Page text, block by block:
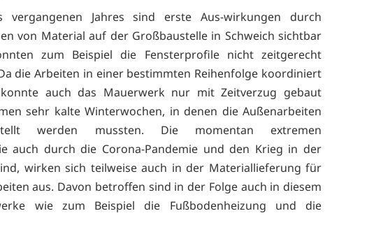
vergangenen Jahres sind erste Aus-wirkungen durch
von Material auf der Großbaustelle in Schweich sichtbar
zum Beispiel die Fensterprofile nicht zeitgerecht
die Arbeiten in einer bestimmten Reihenfolge koordiniert
auch das Mauerwerk nur mit Zeitverzug gebaut
sehr kalte Winterwochen, in denen die Außenarbeiten
werden mussten. Die momentan extremen
auch durch die Corona-Pandemie und den Krieg in der
wirken sich teilweise auch in der Materiallieferung für
aus. Davon betroffen sind in der Folge auch in diesem
wie zum Beispiel die Fußbodenheizung und die